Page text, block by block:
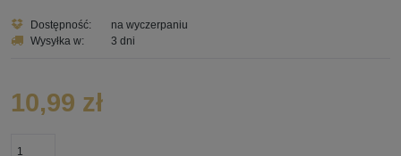
Dostępność:
na wyczerpaniu
Wysyłka w:
3 dni
10,99 zł